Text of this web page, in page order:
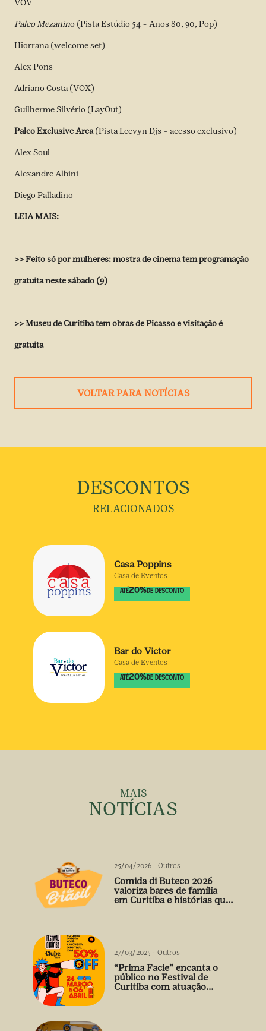
VOV
Palco Mezanino (Pista Estúdio 54 – Anos 80, 90, Pop)
Hiorrana (welcome set)
Alex Pons
Adriano Costa (VOX)
Guilherme Silvério (LayOut)
Palco Exclusive Area(Pista Leevyn Djs – acesso exclusivo)
Alex Soul
Alexandre Albini
Diego Palladino
LEIA MAIS:
>> Feito só por mulheres: mostra de cinema tem programação
gratuita neste sábado (9)
>> Museu de Curitiba tem obras de Picasso e visitação é
gratuita
VOLTAR PARA NOTÍCIAS
DESCONTOS
RELACIONADOS
Casa Poppins
Casa de Eventos
ATÉ20% DE DESCONTO
Bar do Victor
Casa de Eventos
ATÉ20% DE DESCONTO
MAIS
NOTÍCIAS
25/04/2026 - Outros
Comida di Buteco 2026
valoriza bares de família
em Curitiba e histórias que
27/03/2025 - Outros
“Prima Facie” encanta o
público no Festival de
Curitiba com atuação